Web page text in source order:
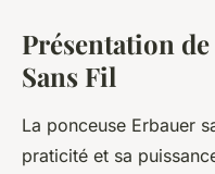
Présentation
Sans Fil
La ponceuse Erbauer
praticité et sa